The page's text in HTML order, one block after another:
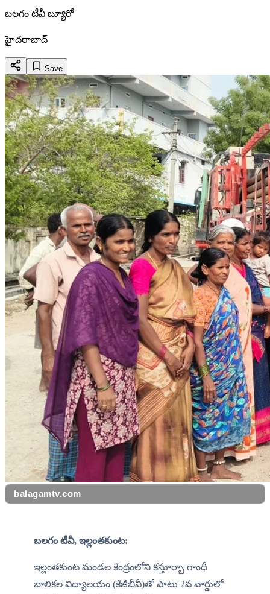
బలగం టీవీ బ్యూరో
హైదరాబాద్
Save
balagamtv.com
బలగం టీవీ, ఇల్లంతకుంట:
ఇల్లంతకుంట మండల కేంద్రంలోని కస్తూర్బా గాంధీ
బాలికల విద్యాలయం (కేజీబీవీ)తో పాటు 2వ వార్డులో